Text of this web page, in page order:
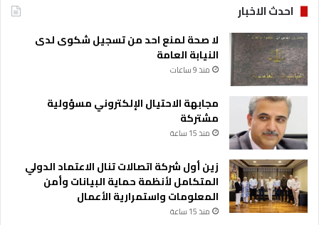
احدث الاخبار
لا صحة لمنع احد من تسجيل شكوى لدى
النيابة العامة
منذ 9 ساعات
مجابهة الاحتيال الإلكتروني مسؤولية
مشتركة
منذ 15 ساعة
زين أول شركة اتصالات تنال الاعتماد الدولي
المتكامل لأنظمة حماية البيانات وأمن
المعلومات واستمرارية الأعمال
منذ 15 ساعة